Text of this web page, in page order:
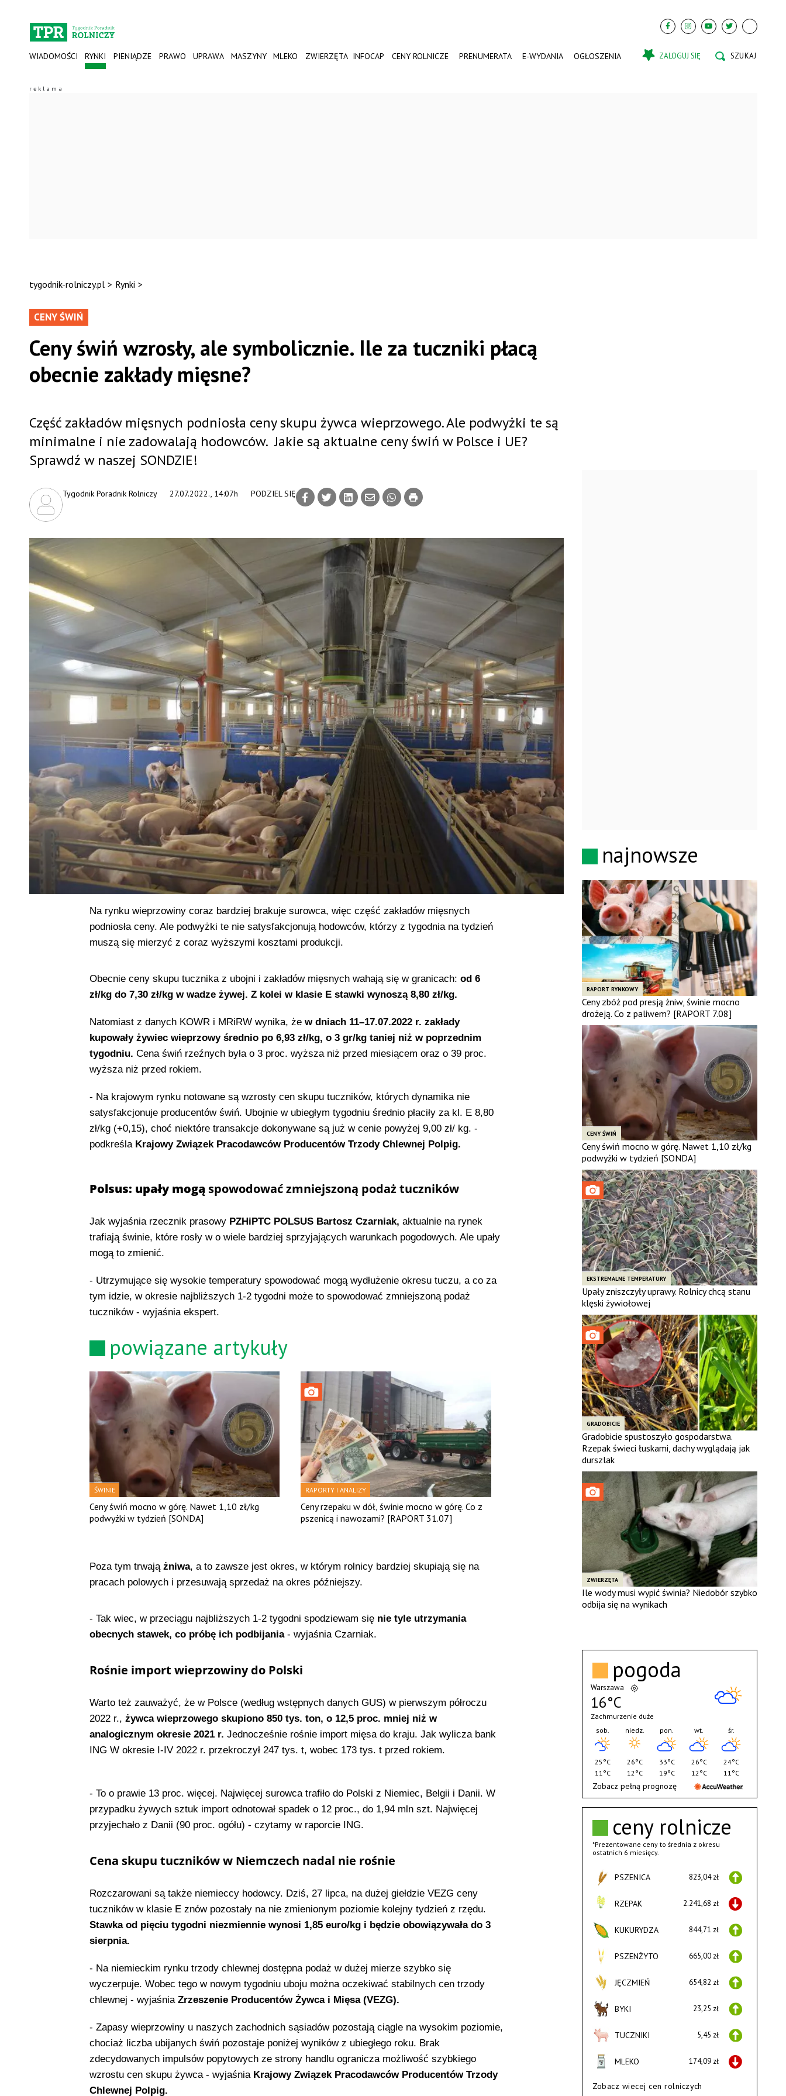
WIADOMOŚCI RYNKI PIENIĄDZE PRAWO UPRAWA MASZYNY MLEKO ZWIERZĘTA INFOCAP CENY ROLNICZE PRENUMERATA E-WYDANIA OGŁOSZENIA ZALOGUJ SIĘ
tygodnik-rolniczy.pl > Rynki >
CENY ŚWIŃ
Ceny świń wzrosły, ale symbolicznie. Ile za tuczniki płacą
obecnie zakłady mięsne?
27.07.2022., 14:07h
Tygodnik Poradnik Rolniczy PODZIEL SIĘ
Część zakładów mięsnych podniosła ceny skupu żywca wieprzowego. Ale podwyżki te są
minimalne i nie zadowalają hodowców. Jakie są aktualne ceny świń w Polsce i UE?
Sprawdź w naszej SONDZIE!
Na rynku wieprzowiny coraz bardziej brakuje surowca, więc część zakładów mięsnych
podniosła ceny. Ale podwyżki te nie satysfakcjonują hodowców, którzy z tygodnia na tydzień
muszą się mierzyć z coraz wyższymi kosztami produkcji.
Obecnie ceny skupu tucznika z ubojni i zakładów mięsnych wahają się w granicach: od 6
zł/kg do 7,30 zł/kg w wadze żywej. Z kolei w klasie E stawki wynoszą 8,80 zł/kg.
Natomiast z danych KOWR i MRiRW wynika, że w dniach 11–17.07.2022 r. zakłady
kupowały żywiec wieprzowy średnio po 6,93 zł/kg, o 3 gr/kg taniej niż w poprzednim
tygodniu. Cena świń rzeźnych była o 3 proc. wyższa niż przed miesiącem oraz o 39 proc.
wyższa niż przed rokiem.
- Na krajowym rynku notowane są wzrosty cen skupu tuczników, których dynamika nie
satysfakcjonuje producentów świń. Ubojnie w ubiegłym tygodniu średnio płaciły za kl. E 8,80
zł/kg (+0,15), choć niektóre transakcje dokonywane są już w cenie powyżej 9,00 zł/ kg. -
podkreśla Krajowy Związek Pracodawców Producentów Trzody Chlewnej Polpig.
Polsus: upały mogą spowodować zmniejszoną podaż tuczników
Jak wyjaśnia rzecznik prasowy PZHiPTC POLSUS Bartosz Czarniak, aktualnie na rynek
trafiają świnie, które rosły w o wiele bardziej sprzyjających warunkach pogodowych. Ale upały
mogą to zmienić.
- Utrzymujące się wysokie temperatury spowodować mogą wydłużenie okresu tuczu, a co za
tym idzie, w okresie najbliższych 1-2 tygodni może to spowodować zmniejszoną podaż
tuczników - wyjaśnia ekspert.
powiązane artykuły
ŚWINIE
Ceny świń mocno w górę. Nawet 1,10 zł/kg
podwyżki w tydzień [SONDA]
RAPORTY I ANALIZY
Ceny rzepaku w dół, świnie mocno w górę. Co z
pszenicą i nawozami? [RAPORT 31.07]
Poza tym trwają żniwa, a to zawsze jest okres, w którym rolnicy bardziej skupiają się na
pracach polowych i przesuwają sprzedaż na okres późniejszy.
- Tak wiec, w przeciągu najbliższych 1-2 tygodni spodziewam się nie tyle utrzymania
obecnych stawek, co próbę ich podbijania - wyjaśnia Czarniak.
Rośnie import wieprzowiny do Polski
Warto też zauważyć, że w Polsce (według wstępnych danych GUS) w pierwszym półroczu
2022 r., żywca wieprzowego skupiono 850 tys. ton, o 12,5 proc. mniej niż w
analogicznym okresie 2021 r. Jednocześnie rośnie import mięsa do kraju. Jak wylicza bank
ING W okresie I-IV 2022 r. przekroczył 247 tys. t, wobec 173 tys. t przed rokiem.
- To o prawie 13 proc. więcej. Najwięcej surowca trafiło do Polski z Niemiec, Belgii i Danii. W
przypadku żywych sztuk import odnotował spadek o 12 proc., do 1,94 mln szt. Najwięcej
przyjechało z Danii (90 proc. ogółu) - czytamy w raporcie ING.
Cena skupu tuczników w Niemczech nadal nie rośnie
Rozczarowani są także niemieccy hodowcy. Dziś, 27 lipca, na dużej giełdzie VEZG ceny
tuczników w klasie E znów pozostały na nie zmienionym poziomie kolejny tydzień z rzędu.
Stawka od pięciu tygodni niezmiennie wynosi 1,85 euro/kg i będzie obowiązywała do 3
sierpnia.
- Na niemieckim rynku trzody chlewnej dostępna podaż w dużej mierze szybko się
wyczerpuje. Wobec tego w nowym tygodniu uboju można oczekiwać stabilnych cen trzody
chlewnej - wyjaśnia Zrzeszenie Producentów Żywca i Mięsa (VEZG).
- Zapasy wieprzowiny u naszych zachodnich sąsiadów pozostają ciągle na wysokim poziomie,
chociaż liczba ubijanych świń pozostaje poniżej wyników z ubiegłego roku. Brak
zdecydowanych impulsów popytowych ze strony handlu ogranicza możliwość szybkiego
wzrostu cen skupu żywca - wyjaśnia Krajowy Związek Pracodawców Producentów Trzody
Chlewnej Polpig.
najnowsze
RAPORT RYNKOWY
Ceny zbóż pod presją żniw, świnie mocno
drożeją. Co z paliwem? [RAPORT 7.08]
CENY ŚWIŃ
Ceny świń mocno w górę. Nawet 1,10 zł/kg
podwyżki w tydzień [SONDA]
EKSTREMALNE TEMPERATURY
Upały zniszczyły uprawy. Rolnicy chcą stanu
klęski żywiołowej
GRADOBICIE
Gradobicie spustoszyło gospodarstwa.
Rzepak świeci łuskami, dachy wyglądają jak
durszlak
ZWIERZĘTA
Ile wody musi wypić świnia? Niedobór szybko
odbija się na wynikach
ceny rolnicze
*Prezentowane ceny to średnia z okresu
ostatnich 6 miesięcy.
PSZENICA 823,04 zł
RZEPAK 2.241,68 zł
KUKURYDZA 844,71 zł
PSZENŻYTO 665,00 zł
JĘCZMIEŃ 654,82 zł
BYKI 23,25 zł
TUCZNIKI 5,45 zł
MLEKO 174,09 zł
Zobacz wiecej cen rolniczych
pogoda
Warszawa
16°C
Zachmurzenie duże
sob.
25°C
11°C
niedz.
26°C
12°C
pon.
33°C
19°C
wt.
26°C
12°C
śr.
24°C
11°C
Zobacz pełną prognozę